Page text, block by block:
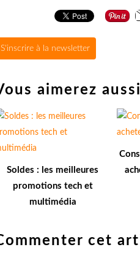
S'inscrire à la newsletter
aimerez
Soldes : les meilleures
promotions tech et
multimédia
cet